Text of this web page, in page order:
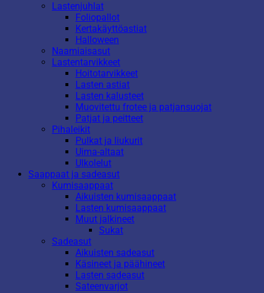
Lastenjuhlat
Foliopallot
Kertakäyttöastiat
Halloween
Naamiaisasut
Lastentarvikkeet
Hoitotarvikkeet
Lasten astiat
Lasten kalusteet
Muovitettu frotee ja patjansuojat
Patjat ja peitteet
Pihaleikit
Pulkat ja liukurit
Uima-altaat
Ulkolelut
Saappaat ja sadeasut
Kumisaappaat
Aikuisten kumisaappaat
Lasten kumisaappaat
Muut jalkineet
Sukat
Sadeasut
Aikuisten sadeasut
Käsineet ja päähineet
Lasten sadeasut
Sateenvarjot